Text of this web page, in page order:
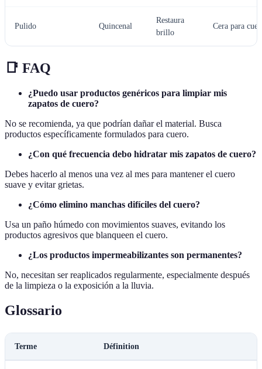
Pulido Quincenal
Restaura
brillo
Cera para
📑 FAQ
¿Puedo usar productos genéricos para limpiar mis
zapatos de cuero?
No se recomienda, ya que podrían dañar el material. Busca
productos específicamente formulados para cuero.
¿Con qué frecuencia debo hidratar mis zapatos de cuero?
Debes hacerlo al menos una vez al mes para mantener el cuero
suave y evitar grietas.
¿Cómo elimino manchas difíciles del cuero?
Usa un paño húmedo con movimientos suaves, evitando los
productos agresivos que blanqueen el cuero.
¿Los productos impermeabilizantes son permanentes?
No, necesitan ser reaplicados regularmente, especialmente después
de la limpieza o la exposición a la lluvia.
Glossario
Terme Définition